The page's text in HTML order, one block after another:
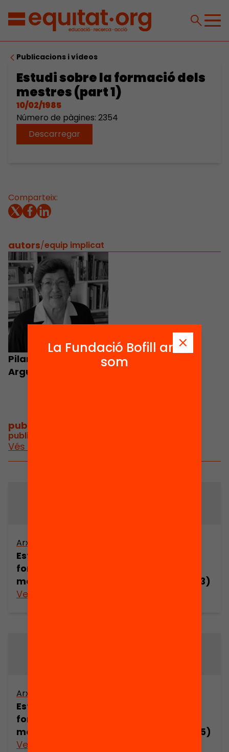
Publicacions i vídeos
Estudi sobre la formació dels
mestres (part 1)
10/02/1985
Número de pàgines: 2354
Descarregar
Comparteix:
autors/equip implicat
Pilar Benejam
Arguimbau
publicacions i vídeos
publicacions i vídeos relacionats
Vés a publicacions i vídeos
Arxiu
Estudi sobre la
formació dels
mestres (part 2)
Veure’n més
mestres (part 3)
Arxiu
Estudi sobre la
formació dels
mestres (part 4)
Veure’n més
mestres (part 5)
La Fundació Bofill ara
som